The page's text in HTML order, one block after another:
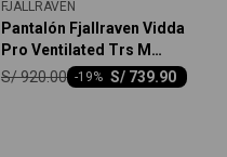
FJALLRAVEN
Pantalón Fjallraven Vidda
Pro Ventilated Trs M
Hombre
S/ 739.90
-19
S/920.00